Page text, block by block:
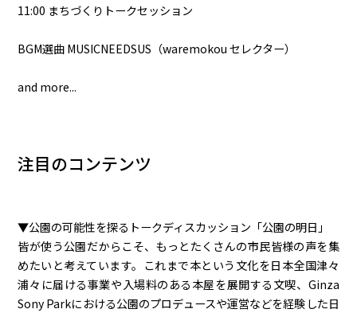
11:00 まちづくりトークセッション
BGM選曲 MUSICNEEDSUS（waremokou セレクター）
and more...
注目のコンテンツ
▼公園の可能性を探るトークディスカッション「公園の明日」
皆が使う公園だからこそ、もっとたくさんの市民皆様の声を集
めたいと考えています。これまで本という文化を日本全国津々
浦々に届ける事業や入場料のある本屋を展開する文喫、Ginza
Sony Parkにおける公園のプロデュースや運営などを経験した日